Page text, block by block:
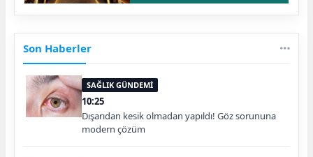
Son Haberler
SAĞLIK GÜNDEMİ
10:25
Dışarıdan kesik olmadan yapıldı! Göz sorununa
modern çözüm